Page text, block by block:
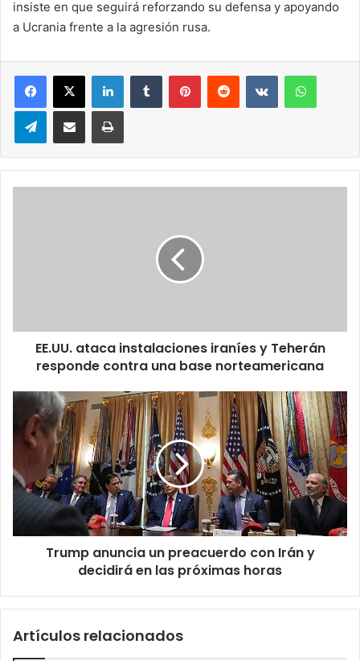
insiste en que seguirá reforzando su defensa y apoyando
a Ucrania frente a la agresión rusa.
LinkedInTumblr PinterestReddit VKontakte
TelegramCompartir via correo electrónicoImpresión
una
norteamericana
EE.UU. ataca instalaciones iraníes y Teherán
responde contra una base norteamericana
Trump
anuncia
un
preacuerdo
con
Irán
decidirá
en
Trump anuncia un preacuerdo con Irán y
decidirá en las próximas horas
Artículos relacionados